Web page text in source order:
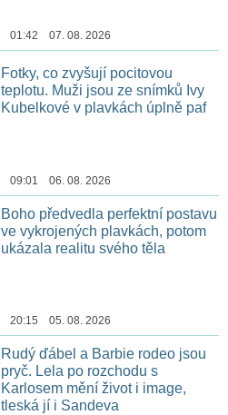
01:42 07. 08. 2026
Fotky, co zvyšují pocitovou
teplotu. Muži jsou ze snímků Ivy
Kubelkové v plavkách úplně paf
09:01 06. 08. 2026
Boho předvedla perfektní postavu
ve vykrojených plavkách, potom
ukázala realitu svého těla
20:15 05. 08. 2026
Rudý ďábel a Barbie rodeo jsou
pryč. Lela po rozchodu s
Karlosem mění život i image,
tleská jí i Sandeva